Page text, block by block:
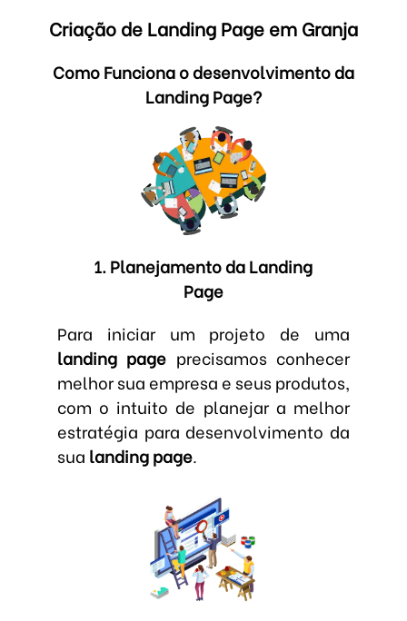
Criação de Landing Page em Granja
Como Funciona o desenvolvimento da
Landing Page?
1. Planejamento da Landing
Page
Para iniciar um projeto de uma
landing page precisamos conhecer
melhor sua empresa e seus produtos,
com o intuito de planejar a melhor
estratégia para desenvolvimento da
sua landing page.